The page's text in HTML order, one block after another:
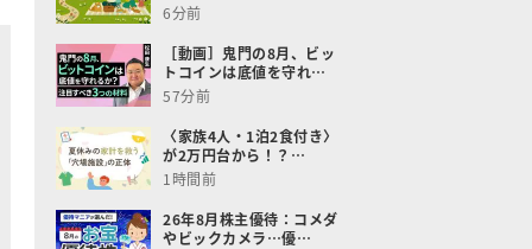
6分前
［動画］鬼門の8月、ビッ
トコインは底値を守れ…
57分前
〈家族4人・1泊2食付き〉
が2万円台から！？…
1時間前
26年8月株主優待：コメダ
やビックカメラ…優…